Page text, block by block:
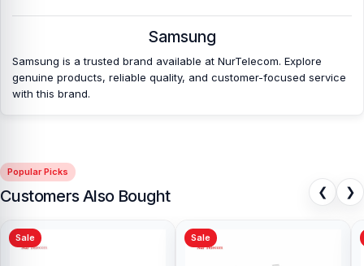
Samsung
Samsung is a trusted brand available at NurTelecom. Explore
genuine products, reliable quality, and customer-focused service
with this brand.
Popular Picks
Customers Also Bought ❮ ❯
Sale Sale